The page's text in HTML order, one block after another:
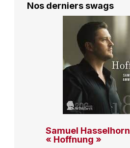
Nos derniers swags
Samuel Hasselhorn,
« Hoffnung »